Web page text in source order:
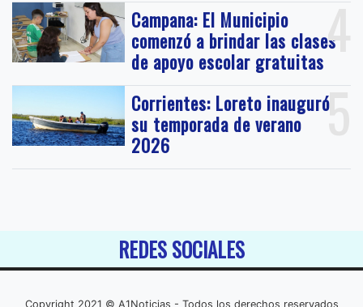
4
Campana: El Municipio
comenzó a brindar las clases
de apoyo escolar gratuitas
5
Corrientes: Loreto inauguró
su temporada de verano
2026
REDES SOCIALES
Copyright 2021 © A1Noticias - Todos los derechos reservados